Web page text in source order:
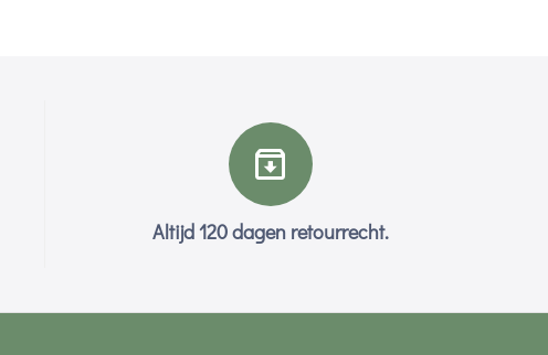
Altijd 120 dagen retourrecht.